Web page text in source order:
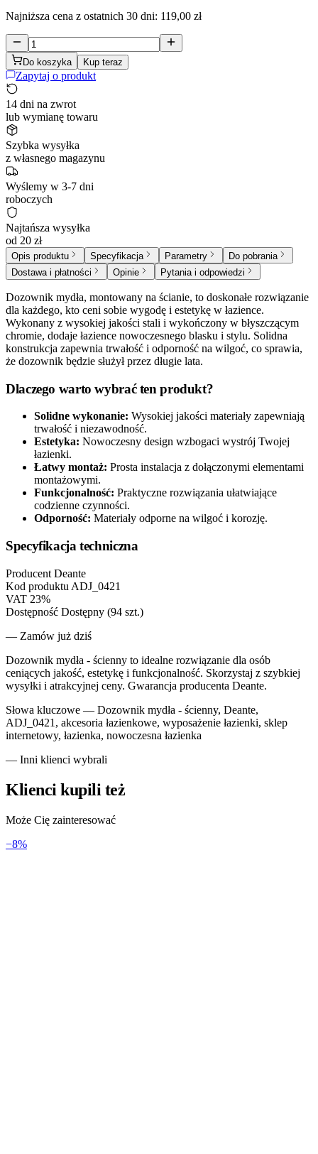
Najniższa cena z ostatnich 30 dni: 119,00 zł
Do koszyka Kup teraz
Zapytaj o produkt
14 dni na zwrot
lub wymianę towaru
Szybka wysyłka
z własnego magazynu
Wyślemy w 3-7 dni
roboczych
Najtańsza wysyłka
od 20 zł
Opis produktu Specyfikacja Parametry
Do pobrania
Dostawa i płatności
Opinie Pytania i odpowiedzi
Dozownik mydła, montowany na ścianie, to doskonałe rozwiązanie
dla każdego, kto ceni sobie wygodę i estetykę w łazience.
Wykonany z wysokiej jakości stali i wykończony w błyszczącym
chromie, dodaje łazience nowoczesnego blasku i stylu. Solidna
konstrukcja zapewnia trwałość i odporność na wilgoć, co sprawia,
że dozownik będzie służył przez długie lata.
Dlaczego warto wybrać ten produkt?
Solidne wykonanie: Wysokiej jakości materiały zapewniają
trwałość i niezawodność.
Estetyka: Nowoczesny design wzbogaci wystrój Twojej
łazienki.
Łatwy montaż: Prosta instalacja z dołączonymi elementami
montażowymi.
Funkcjonalność: Praktyczne rozwiązania ułatwiające
codzienne czynności.
Odporność: Materiały odporne na wilgoć i korozję.
Specyfikacja techniczna
Producent Deante
Kod produktu ADJ_0421
VAT 23%
Dostępność Dostępny (94 szt.)
— Zamów już dziś
Dozownik mydła - ścienny to idealne rozwiązanie dla osób
ceniących jakość, estetykę i funkcjonalność. Skorzystaj z szybkiej
wysyłki i atrakcyjnej ceny. Gwarancja producenta Deante.
Słowa kluczowe — Dozownik mydła - ścienny, Deante,
ADJ_0421, akcesoria łazienkowe, wyposażenie łazienki, sklep
internetowy, łazienka, nowoczesna łazienka
— Inni klienci wybrali
Klienci kupili też
Może Cię zainteresować
−8%